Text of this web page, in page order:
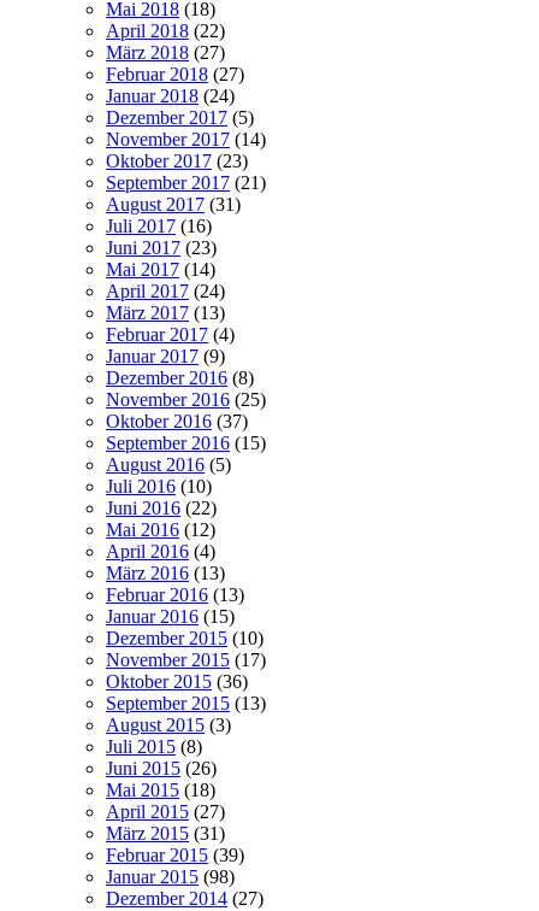
Mai 2018 (18)
April 2018 (22)
März 2018 (27)
Februar 2018 (27)
Januar 2018 (24)
Dezember 2017 (5)
November 2017 (14)
Oktober 2017 (23)
September 2017 (21)
August 2017 (31)
Juli 2017 (16)
Juni 2017 (23)
Mai 2017 (14)
April 2017 (24)
März 2017 (13)
Februar 2017 (4)
Januar 2017 (9)
Dezember 2016 (8)
November 2016 (25)
Oktober 2016 (37)
September 2016 (15)
August 2016 (5)
Juli 2016 (10)
Juni 2016 (22)
Mai 2016 (12)
April 2016 (4)
März 2016 (13)
Februar 2016 (13)
Januar 2016 (15)
Dezember 2015 (10)
November 2015 (17)
Oktober 2015 (36)
September 2015 (13)
August 2015 (3)
Juli 2015 (8)
Juni 2015 (26)
Mai 2015 (18)
April 2015 (27)
März 2015 (31)
Februar 2015 (39)
Januar 2015 (98)
Dezember 2014 (27)